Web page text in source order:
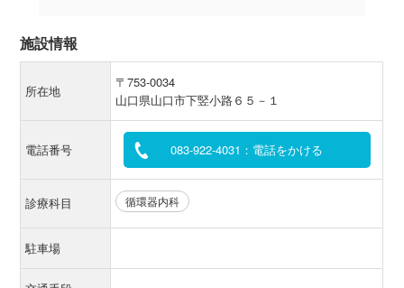
施設情報
所在地
〒753-0034
山口県山口市下竪小路６５－１
電話番号 083-922-4031：電話をかける
診療科目 循環器内科
駐車場